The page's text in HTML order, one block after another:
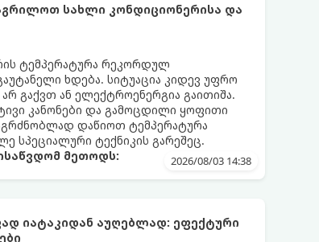
სახლი კონდიციონერისა და
ტემპერატურა რეკორდულ
ხდება. სიტუაცია კიდევ უფრო
გაქვთ ან ელექტროენერგია გაითიშა.
კანონები და გამოცდილი ყოფითი
დაწიოთ ტემპერატურა
სპეციალური ტექნიკის გარეშეც.
მეთოდს:
2026/08/03 14:38
იატაკიდან აუღებლად: ეფექტური